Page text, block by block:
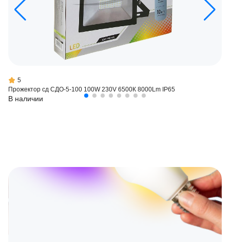
5
Прожектор сд СДО-5-100 100W 230V 6500К 8000Lm IP65
В наличии